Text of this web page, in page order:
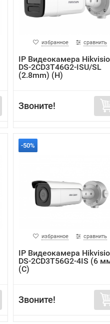
избранное сравнить
IP Видеокамера
DS-2CD3T46G2-ISU/SL
(2.8mm) (H)
Звоните!
-50%
избранное сравнить
IP Видеокамера
DS-2CD3T56G2-4IS (6
(C)
Звоните!